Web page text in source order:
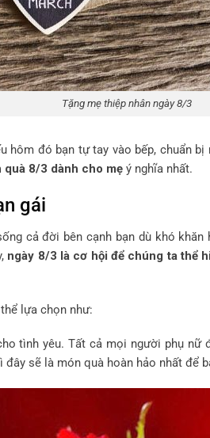
Tặng mẹ thiệp nhân ngày 8/3
hôm đó bạn tự tay vào bếp, chuẩn
quà 8/3 dành cho mẹ ý nghĩa nhất.
gái
cả đời bên cạnh bạn dù khó
ngày 8/3 là cơ hội để chúng ta thể
lựa chọn như:
tình yêu. Tất cả mọi người phụ nữ
sẽ là món quà hoàn hảo nhất để